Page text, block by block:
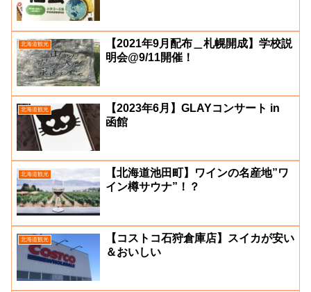
北海道観光
【2021年9月配布＿札幌開成】学校説
明会@9/11開催！
北海道観光
【2023年6月】GLAYコンサート in
函館
北海道観光
【北海道池田町】ワインの名産地”ワ
イン樽サウナ”！？
北海道観光
【コストコ石狩倉庫店】スイカが安い
＆おいしい